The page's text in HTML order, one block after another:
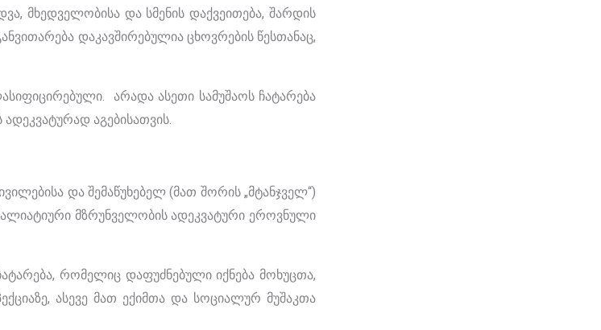
მხედველობისა და სმენის დაქვეითება, შარდის
დაკავშირებულია ცხოვრების წესთანაც,
არადა ასეთი სამუშაოს ჩატარება
აგებისათვის.
და შემაწუხებელ (მათ შორის „მტანჯველ“)
მზრუნველობის ადეკვატური ეროვნული
რომელიც დაფუძნებული იქნება მოხუცთა,
ასევე მათ ექიმთა და სოციალურ მუშაკთა